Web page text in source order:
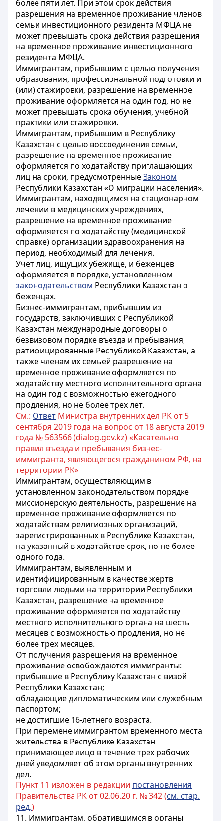
более пяти лет. При этом срок действия
разрешения на временное проживание членов
семьи инвестиционного резидента МФЦА не
может превышать срока действия разрешения
на временное проживание инвестиционного
резидента МФЦА.
Иммигрантам, прибывшим с целью получения
образования, профессиональной подготовки и
(или) стажировки, разрешение на временное
проживание оформляется на один год, но не
может превышать срока обучения, учебной
практики или стажировки.
Иммигрантам, прибывшим в Республику
Казахстан с целью воссоединения семьи,
разрешение на временное проживание
оформляется по ходатайству приглашающих
лиц на сроки, предусмотренныеЗаконом
Республики Казахстан «О миграции населения».
Иммигрантам, находящимся на стационарном
лечении в медицинских учреждениях,
разрешение на временное проживание
оформляется по ходатайству (медицинской
справке) организации здравоохранения на
период, необходимый для лечения.
Учет лиц, ищущих убежище, и беженцев
оформляется в порядке, установленном
законодательством Республики Казахстан о
беженцах.
Бизнес-иммигрантам, прибывшим из
государств, заключивших с Республикой
Казахстан международные договоры о
безвизовом порядке въезда и пребывания,
ратифицированные Республикой Казахстан, а
также членам их семьей разрешение на
временное проживание оформляется по
ходатайству местного исполнительного органа
на один год с возможностью ежегодного
продления, но не более трех лет.
См.: Ответ Министра внутренних дел РК от 5
сентября 2019 года на вопрос от 18 августа 2019
года № 563566 (dialog.gov.kz) «Касательно
правил въезда и пребывания бизнес-
иммигранта, являющегося гражданином РФ, на
территории РК»
Иммигрантам, осуществляющим в
установленном законодательством порядке
миссионерскую деятельность, разрешение на
временное проживание оформляется по
ходатайствам религиозных организаций,
зарегистрированных в Республике Казахстан,
на указанный в ходатайстве срок, но не более
одного года.
Иммигрантам, выявленным и
идентифицированным в качестве жертв
торговли людьми на территории Республики
Казахстан, разрешение на временное
проживание оформляется по ходатайству
местного исполнительного органа на шесть
месяцев с возможностью продления, но не
более трех месяцев.
От получения разрешения на временное
проживание освобождаются иммигранты:
прибывшие в Республику Казахстан с визой
Республики Казахстан;
обладающие дипломатическим или служебным
паспортом;
не достигшие 16-летнего возраста.
При перемене иммигрантом временного места
жительства в Республике Казахстан
принимающее лицо в течение трех рабочих
дней уведомляет об этом органы внутренних
дел.
Пункт 11 изложен в редакции постановления
Правительства РК от 02.06.20 г. № 342 (см. стар.
ред.)
11. Иммигрантам, обратившимся в органы